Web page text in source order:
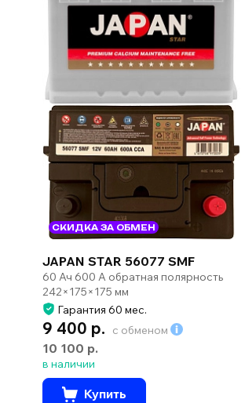
СКИДКА ЗА ОБМЕН
JAPAN STAR 56077 SMF
60 Ач 600 А обратная полярность
242×175×175 мм
Гарантия 60 мес.
9 400 р. с обменом
10 100 р.
в наличии
Купить